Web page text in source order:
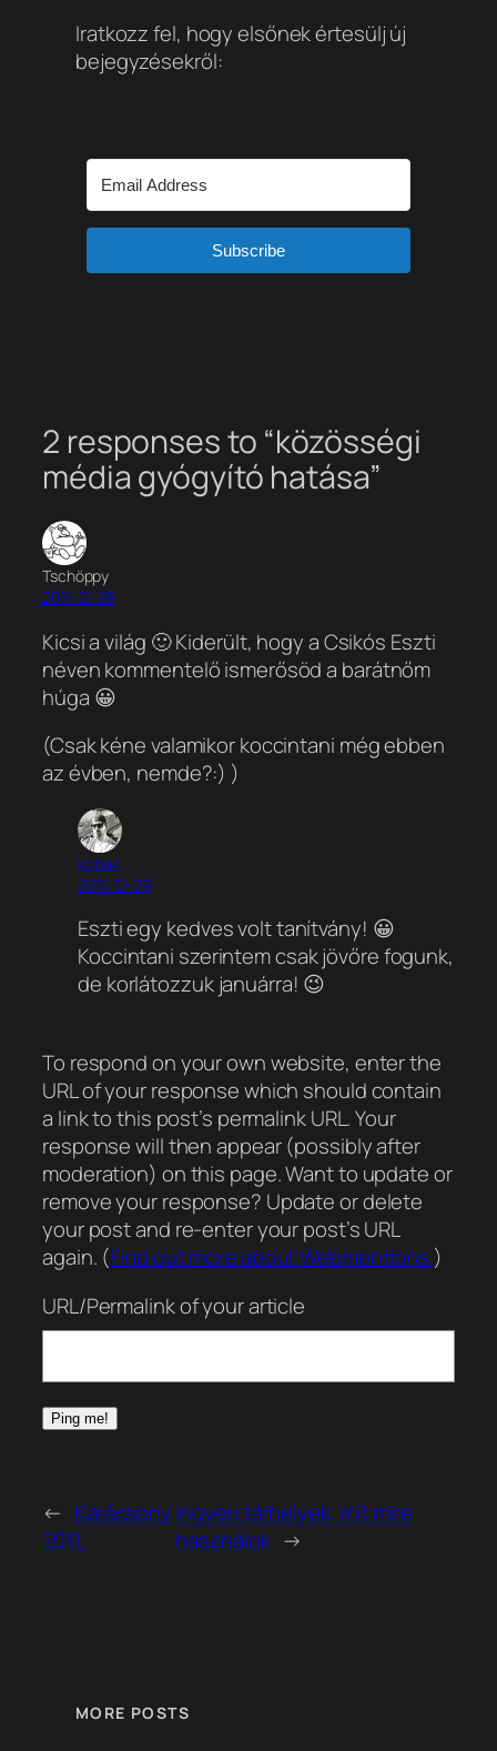
Iratkozz fel, hogy elsőnek értesülj új
bejegyzésekről:
Subscribe
2 responses to “közösségi
média gyógyító hatása”
Tschöppy
2011-12-28
Kicsi a világ 🙂 Kiderült, hogy a Csikós Eszti
néven kommentelő ismerősöd a barátnőm
húga 😀
(Csak kéne valamikor koccintani még ebben
az évben, nemde?:) )
kobak
2011-12-29
Eszti egy kedves volt tanítvány! 😀
Koccintani szerintem csak jövőre fogunk,
de korlátozzuk januárra! 😉
To respond on your own website, enter the
URL of your response which should contain
a link to this post’s permalink URL. Your
response will then appear (possibly after
moderation) on this page. Want to update or
remove your response? Update or delete
your post and re-enter your post’s URL
again. (Find out more about Webmentions.)
URL/Permalink of your article
← Karácsony
2011.
ingyen tárhelyek, mit mire
használok →
MORE POSTS